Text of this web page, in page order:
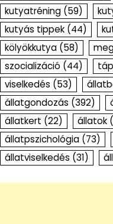
kutyatréning (59)
kutyás tippek (44)
kölyökkutya (58)
szocializáció (44)
viselkedés (53)
állatgondozás (392)
állatkert (22) állatok
állatpszichológia (73)
állatviselkedés (31)